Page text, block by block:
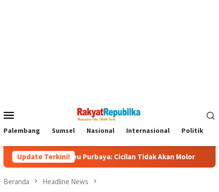
Mobile
Palembang Sumsel Nasional Internasional Politik
Update Terkini!
Purbaya: Cicilan Tidak Akan Molor Dorong
Beranda Headline News